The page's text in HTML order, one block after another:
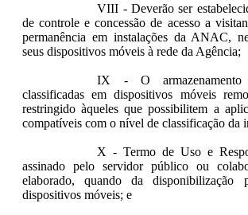
VIII - Deverão ser
de controle e concessão de acesso a
permanência em instalações da ANAC,
seus dispositivos móveis à rede da Agência;
IX - O armazenamento
classificadas em dispositivos móveis
restringido àqueles que possibilitem a
compatíveis com o nível de classificação da
X - Termo de Uso e
assinado pelo servidor público ou
elaborado, quando da disponibilização
dispositivos móveis; e